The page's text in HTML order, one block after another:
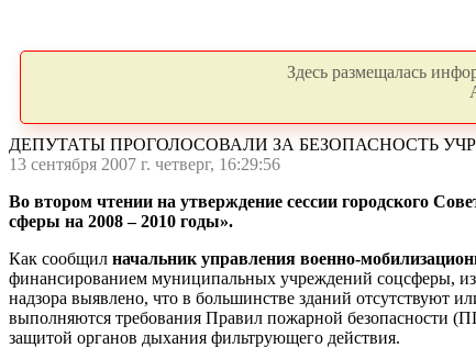
Здесь размещалась
ДЕПУТАТЫ ПРОГОЛОСОВАЛИ ЗА БЕЗОПАСНОСТЬ
13 сентября 2007 г. четверг, 16:29:56
Во втором чтении на утверждение сессии городского
сферы на 2008 – 2010 годы».
Как сообщил начальник управления военно-
финансированием муниципальных учреждений соцсферы,
надзора выявлено, что в большинстве зданий
выполняются требования Правил пожарной безопасности
защитой органов дыхания фильтрующего действия.